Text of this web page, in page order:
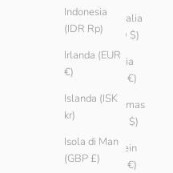
Indonesia
(IDR Rp)
Irlanda (EUR
€)
Islanda (ISK
kr)
Isola di Man
(GBP £)
Australia
(AUD $)
Austria
(EUR €)
Bahamas
(BSD $)
Bahrein
(EUR €)